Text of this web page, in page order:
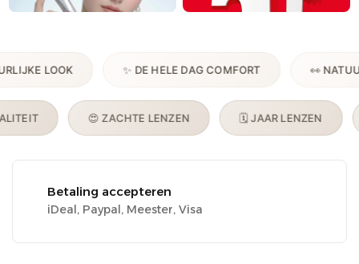
LOOK ✨ DE HELE DAG COMFORT 👀
KWALITEIT 😍 ZACHTE LENZEN 🗓️ JAAR LENZEN
Veilige betaling
100% Veilig